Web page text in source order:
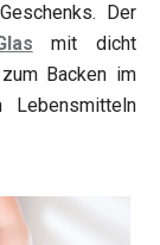
Der
mit dicht
Backen im